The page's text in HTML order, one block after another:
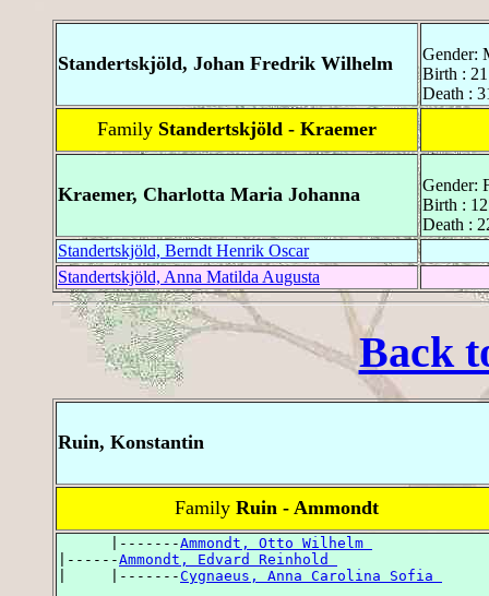
Standertskjöld, Johan Fredrik Wilhelm
Gender:
Birth :
Death :
Family Standertskjöld - Kraemer
Kraemer, Charlotta Maria Johanna
Gender:
Birth :
Death :
Standertskjöld, Berndt Henrik Oscar
Standertskjöld, Anna Matilda Augusta
Back
Ruin, Konstantin
Family Ruin - Ammondt
      |-------
Ammondt, Otto Wilhelm
|------Ammondt, Edvard Reinhold
|     |-------Cygnaeus, Anna Carolina Sofia